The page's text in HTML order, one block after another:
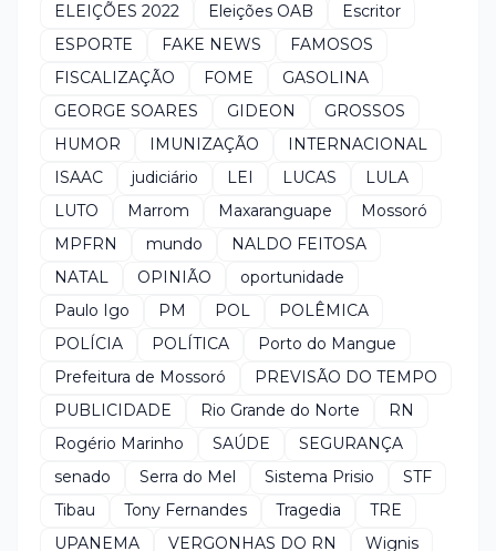
ELEIÇÕES 2022
Eleições OAB
Escritor
ESPORTE
FAKE NEWS
FAMOSOS
FISCALIZAÇÃO
FOME
GASOLINA
GEORGE SOARES
GIDEON
GROSSOS
HUMOR
IMUNIZAÇÃO
INTERNACIONAL
ISAAC
judiciário LEI LUCAS
LULA
LUTO
Marrom Maxaranguape
Mossoró
MPFRN
mundo
NALDO FEITOSA
NATAL
OPINIÃO
oportunidade
Paulo Igo
PM POL
POLÊMICA
POLÍCIA
POLÍTICA
Porto do Mangue
Prefeitura de Mossoró
PREVISÃO DO TEMPO
PUBLICIDADE
Rio Grande do Norte
RN
Rogério Marinho
SAÚDE
SEGURANÇA
senado
Serra do Mel Sistema Prisio
STF
Tibau
Tony Fernandes Tragedia
TRE
UPANEMA
VERGONHAS DO RN Wignis